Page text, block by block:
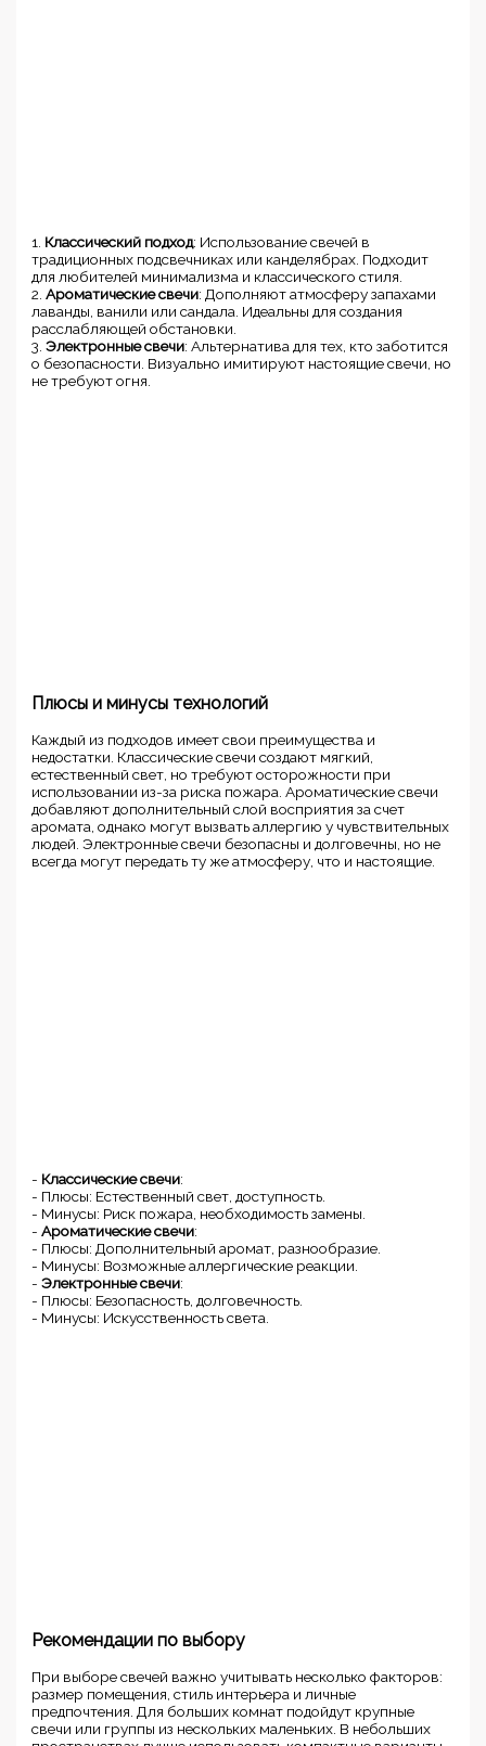
1. Классический подход: Использование свечей в
традиционных подсвечниках или канделябрах. Подходит
для любителей минимализма и классического стиля.
2.Ароматические свечи: Дополняют атмосферу запахами
лаванды, ванили или сандала. Идеальны для создания
расслабляющей обстановки.
3.Электронные свечи: Альтернатива для тех, кто заботится
о безопасности. Визуально имитируют настоящие свечи, но
не требуют огня.
Плюсы и минусы технологий
Каждый из подходов имеет свои преимущества и
недостатки. Классические свечи создают мягкий,
естественный свет, но требуют осторожности при
использовании из-за риска пожара. Ароматические свечи
добавляют дополнительный слой восприятия за счет
аромата, однако могут вызвать аллергию у чувствительных
людей. Электронные свечи безопасны и долговечны, но не
всегда могут передать ту же атмосферу, что и настоящие.
- Классические свечи:
- Плюсы: Естественный свет, доступность.
- Минусы: Риск пожара, необходимость замены.
-Ароматические свечи:
- Плюсы: Дополнительный аромат, разнообразие.
- Минусы: Возможные аллергические реакции.
-Электронные свечи:
- Плюсы: Безопасность, долговечность.
- Минусы: Искусственность света.
Рекомендации по выбору
При выборе свечей важно учитывать несколько факторов:
размер помещения, стиль интерьера и личные
предпочтения. Для больших комнат подойдут крупные
свечи или группы из нескольких маленьких. В небольших